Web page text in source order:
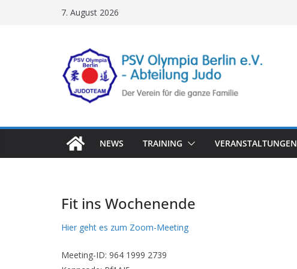
7. August 2026
NEWS TRAINING VERANSTALTUNGEN
Fit ins Wochenende
Hier geht es zum Zoom-Meeting
Meeting-ID: 964 1999 2739